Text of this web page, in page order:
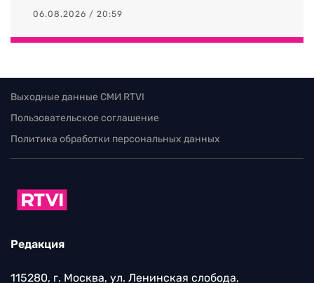
06.08.2026 / 20:59
Выходные данные СМИ RTVI
Пользовательское соглашение
Политика обработки персональных данных
Редакция
115280, г. Москва, ул. Ленинская слобода,